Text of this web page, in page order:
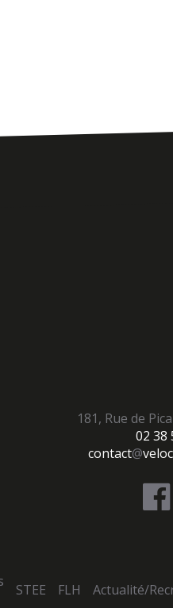
181, Rue de
02 38
contact@
STEE FLH Actualité/